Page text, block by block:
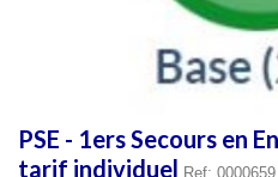
PSE - 1ers Secours en
tarif individuel Ref: 0000659